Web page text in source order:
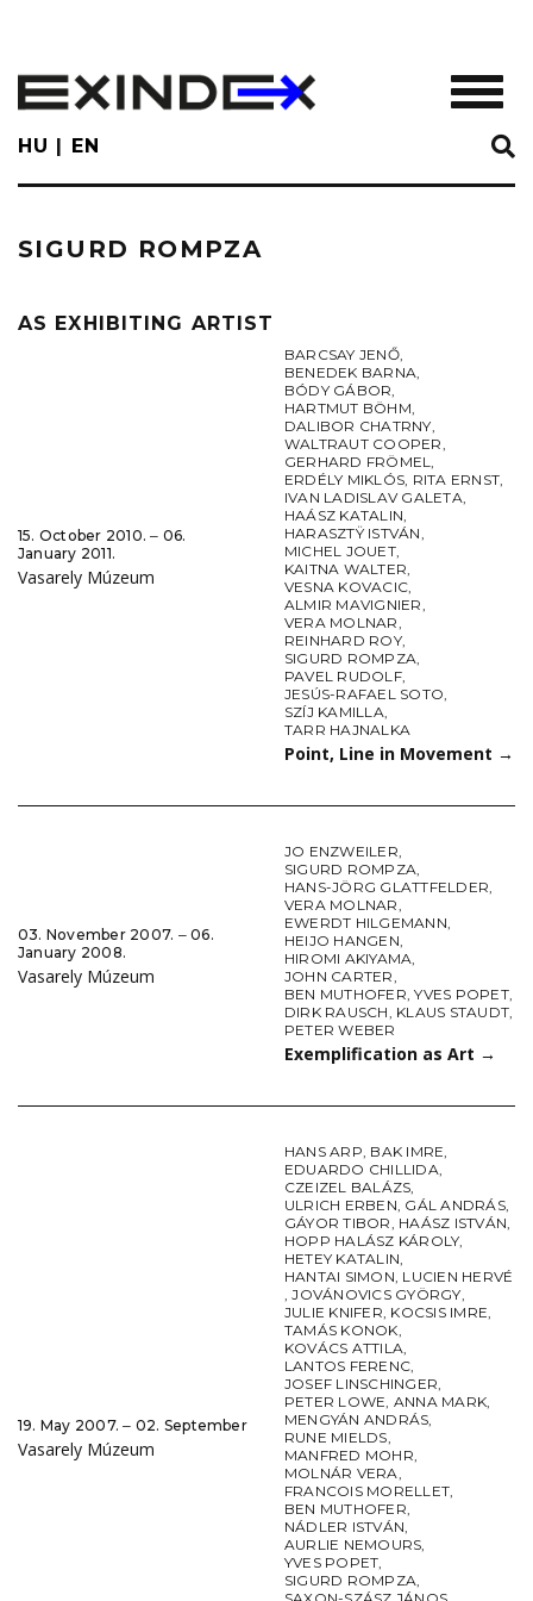
main
content
HU EN
SIGURD ROMPZA
AS EXHIBITING ARTIST
15. October 2010. ‒ 06.
January 2011.
Vasarely Múzeum
BARCSAY JENŐ,
BENEDEK BARNA,
BÓDY GÁBOR,
HARTMUT BÖHM,
DALIBOR CHATRNY,
WALTRAUT COOPER,
GERHARD FRÖMEL,
ERDÉLY MIKLÓS, RITA ERNST,
IVAN LADISLAV GALETA,
HAÁSZ KATALIN,
HARASZTŸ ISTVÁN,
MICHEL JOUET,
KAITNA WALTER,
VESNA KOVACIC,
ALMIR MAVIGNIER,
VERA MOLNAR,
REINHARD ROY,
SIGURD ROMPZA,
PAVEL RUDOLF,
JESÚS-RAFAEL SOTO,
SZÍJ KAMILLA,
TARR HAJNALKA
Point, Line in Movement →
03. November 2007. ‒ 06.
January 2008.
Vasarely Múzeum
JO ENZWEILER,
SIGURD ROMPZA,
HANS-JÖRG GLATTFELDER,
VERA MOLNAR,
EWERDT HILGEMANN,
HEIJO HANGEN,
HIROMI AKIYAMA,
JOHN CARTER,
BEN MUTHOFER,YVES POPET,
DIRK RAUSCH, KLAUS STAUDT,
PETER WEBER
Exemplification as Art →
19. May 2007. ‒ 02. September
Vasarely Múzeum
HANS ARP, BAK IMRE,
EDUARDO CHILLIDA,
CZEIZEL BALÁZS,
ULRICH ERBEN, GÁL ANDRÁS,
GÁYOR TIBOR, HAÁSZ ISTVÁN,
HOPP HALÁSZ KÁROLY,
HETEY KATALIN,
HANTAI SIMON, LUCIEN HERVÉ
,JOVÁNOVICS GYÖRGY,
JULIE KNIFER, KOCSIS IMRE,
TAMÁS KONOK,
KOVÁCS ATTILA,
LANTOS FERENC,
JOSEF LINSCHINGER,
PETER LOWE, ANNA MARK,
MENGYÁN ANDRÁS,
RUNE MIELDS,
MANFRED MOHR,
MOLNÁR VERA,
FRANCOIS MORELLET,
BEN MUTHOFER,
NÁDLER ISTVÁN,
AURLIE NEMOURS,
YVES POPET,
SIGURD ROMPZA,